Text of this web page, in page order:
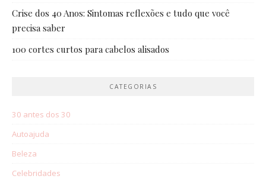
Crise dos 40 Anos: Sintomas reflexões e tudo que você
precisa saber
100 cortes curtos para cabelos alisados
CATEGORIAS
30 antes dos 30
Autoajuda
Beleza
Celebridades